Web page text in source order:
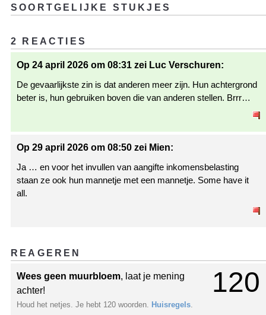
SOORTGELIJKE STUKJES
2 REACTIES
Op 24 april 2026 om 08:31 zei Luc Verschuren:
De gevaarlijkste zin is dat anderen meer zijn. Hun achtergrond
beter is, hun gebruiken boven die van anderen stellen. Brrr…
Op 29 april 2026 om 08:50 zei Mien:
Ja … en voor het invullen van aangifte inkomensbelasting
staan ze ook hun mannetje met een mannetje. Some have it
all.
REAGEREN
120
Wees geen muurbloem, laat je mening
achter!
Houd het netjes. Je hebt 120 woorden. Huisregels